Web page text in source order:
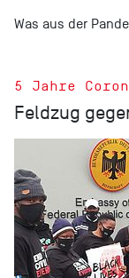
Was aus der
5 Jahre
Feldzug